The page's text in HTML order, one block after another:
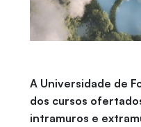
A Universidade de
dos cursos
intramuros e